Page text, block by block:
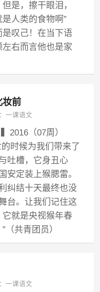
是，擦干眼泪，
人类的食物啊”
叹己！在当下语
右而言他也是家
妆前
一课语文
（07周）
的时候为我们带来了
吐槽，它身丑心
安定装上猴腮雷。
纠结十天最终也没
台。让我们记住这
就是央视猴年春
（共青团员）
一课语文